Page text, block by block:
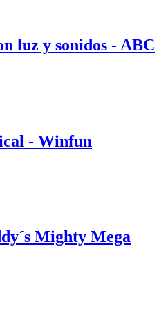
luz y sonidos - ABC
- Winfun
Mighty Mega